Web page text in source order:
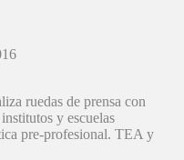
ruedas de prensa con
y escuelas
pre-profesional. TEA y